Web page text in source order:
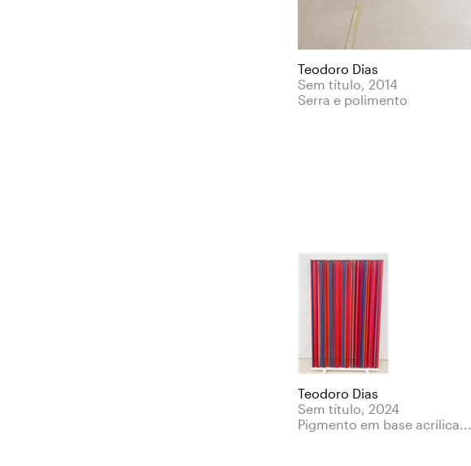
Teodoro Dias
Sem título, 2014
Serra e polimento
Teodoro Dias
Sem título, 2024
Pigmento em base acrilica...